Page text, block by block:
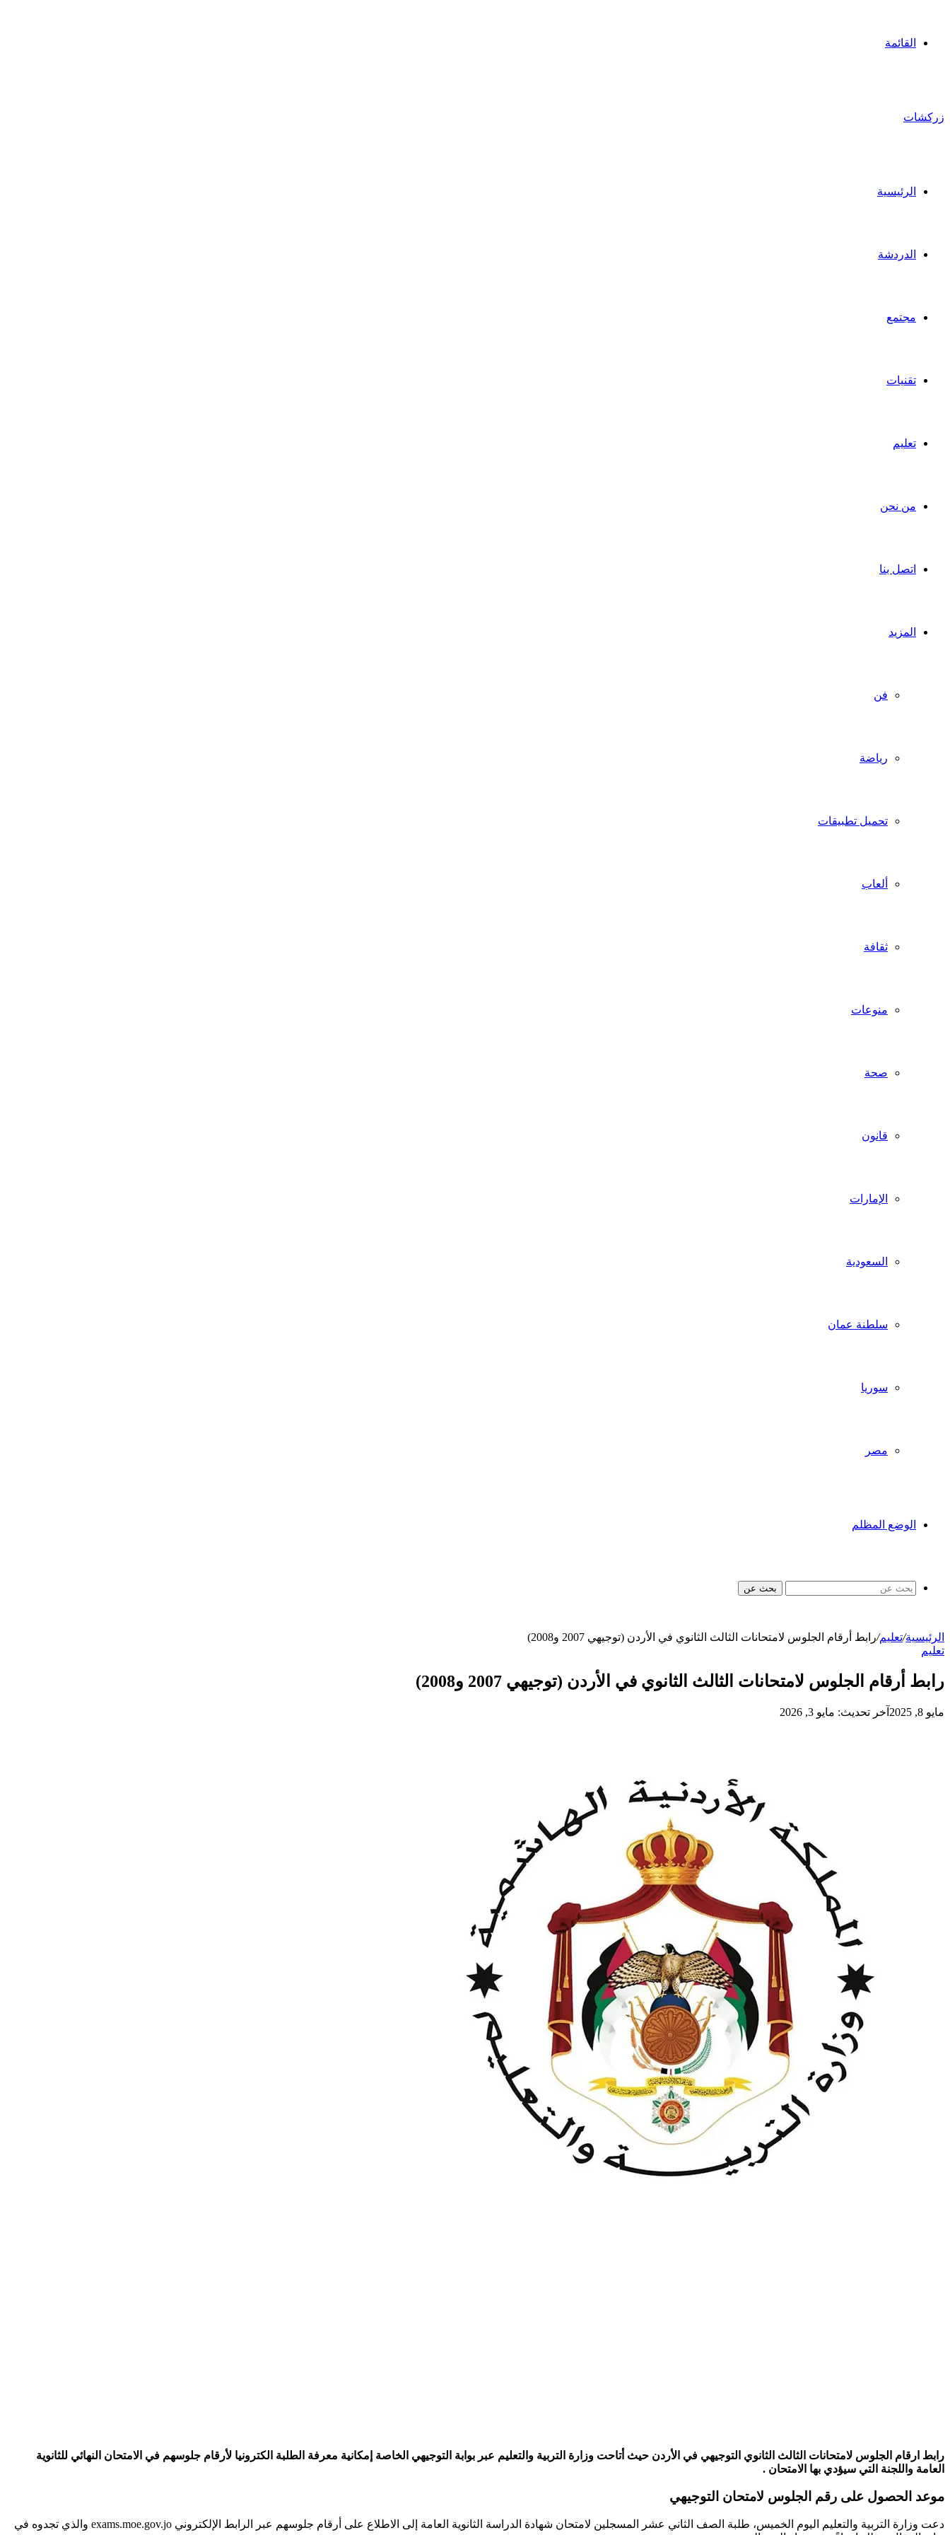
القائمة
زركشات
الرئيسية
الدردشة
مجتمع
تقنيات
تعليم
من نحن
اتصل بنا
المزيد
فن
رياضة
تحميل تطبيقات
ألعاب
ثقافة
منوعات
صحة
قانون
الإمارات
السعودية
سلطنة عمان
سوريا
مصر
الوضع المظلم
بحث عن
الرئيسية/تعليم/رابط أرقام الجلوس لامتحانات الثالث الثانوي في الأردن (توجيهي 2007 و2008)
تعليم
رابط أرقام الجلوس لامتحانات الثالث الثانوي في الأردن (توجيهي 2007 و2008)
مايو 8, 2025 آخر تحديث: مايو 3, 2026
رابط ارقام الجلوس لامتحانات الثالث الثانوي التوجيهي في الأردن حيث أتاحت وزارة التربية والتعليم عبر بوابة التوجيهي الخاصة إمكانية معرفة الطلبة الكترونيا لأرقام جلوسهم في الامتحان النهائي للثانوية
العامة واللجنة التي سيؤدي بها الامتحان .
موعد الحصول على رقم الجلوس لامتحان التوجيهي
دعت وزارة التربية والتعليم اليوم الخميس، طلبة الصف الثاني عشر المسجلين لامتحان شهادة الدراسة الثانوية العامة إلى الاطلاع على أرقام جلوسهم عبر الرابط الإلكتروني exams.moe.gov.jo والذي تجدوه في